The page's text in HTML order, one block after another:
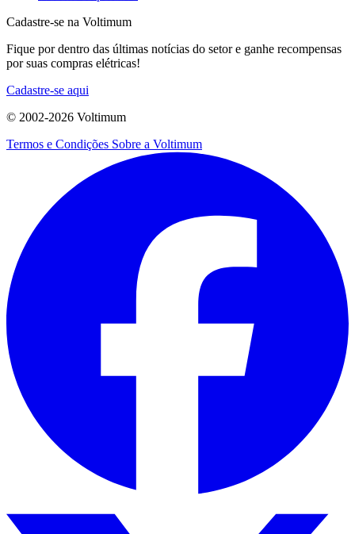
Cadastre-se na Voltimum
Fique por dentro das últimas notícias do setor e ganhe recompensas
por suas compras elétricas!
Cadastre-se aqui
© 2002-2026 Voltimum
Termos e Condições Sobre a Voltimum